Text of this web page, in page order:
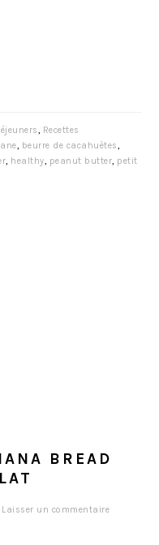
, Recettes
, beurre de cacahuètes,
, healthy, peanut butter, petit
BREAD
Laisser un commentaire